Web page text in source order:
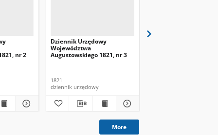
nr 2
Dziennik Urzędowy
Województwa
Augustowskiego 1821, nr 3
1821
dziennik urzędowy
More